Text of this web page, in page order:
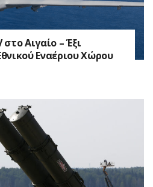
Αιγαίο – Έξι
Εναέριου Χώρου